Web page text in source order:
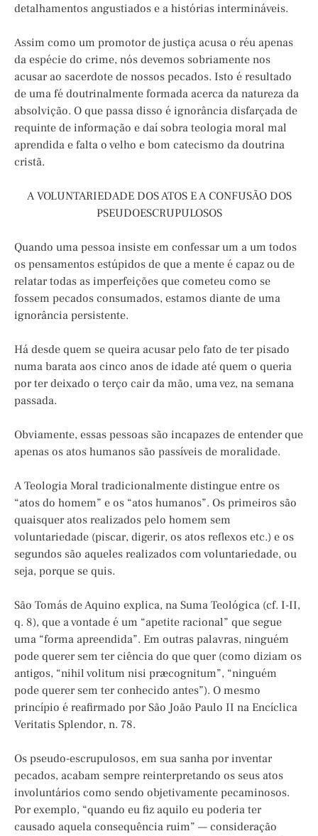
detalhamentos angustiados e a histórias intermináveis.
Assim como um promotor de justiça acusa o réu apenas
da espécie do crime, nós devemos sobriamente nos
acusar ao sacerdote de nossos pecados. Isto é resultado
de uma fé doutrinalmente formada acerca da natureza da
absolvição. O que passa disso é ignorância disfarçada de
requinte de informação e daí sobra teologia moral mal
aprendida e falta o velho e bom catecismo da doutrina
cristã.
A VOLUNTARIEDADE DOS ATOS E A CONFUSÃO DOS
PSEUDOESCRUPULOSOS
Quando uma pessoa insiste em confessar um a um todos
os pensamentos estúpidos de que a mente é capaz ou de
relatar todas as imperfeições que cometeu como se
fossem pecados consumados, estamos diante de uma
ignorância persistente.
Há desde quem se queira acusar pelo fato de ter pisado
numa barata aos cinco anos de idade até quem o queria
por ter deixado o terço cair da mão, uma vez, na semana
passada.
Obviamente, essas pessoas são incapazes de entender que
apenas os atos humanos são passíveis de moralidade.
A Teologia Moral tradicionalmente distingue entre os
“atos do homem” e os “atos humanos”. Os primeiros são
quaisquer atos realizados pelo homem sem
voluntariedade (piscar, digerir, os atos reflexos etc.) e os
segundos são aqueles realizados com voluntariedade, ou
seja, porque se quis.
São Tomás de Aquino explica, na Suma Teológica (cf. I-II,
q. 8), que a vontade é um “apetite racional” que segue
uma “forma apreendida”. Em outras palavras, ninguém
pode querer sem ter ciência do que quer (como diziam os
antigos, “nihil volitum nisi præcognitum”, “ninguém
pode querer sem ter conhecido antes”). O mesmo
princípio é reafirmado por São João Paulo II na Encíclica
Veritatis Splendor, n. 78.
Os pseudo-escrupulosos, em sua sanha por inventar
pecados, acabam sempre reinterpretando os seus atos
involuntários como sendo objetivamente pecaminosos.
Por exemplo, “quando eu fiz aquilo eu poderia ter
causado aquela consequência ruim” — consideração